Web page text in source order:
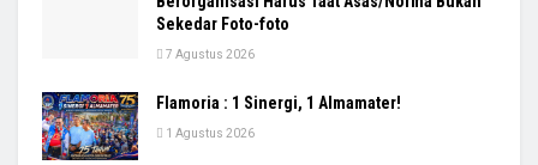
Sekedar Foto-foto
7 Agustus 2026
Flamoria : 1 Sinergi, 1 Almamater!
1 Agustus 2026